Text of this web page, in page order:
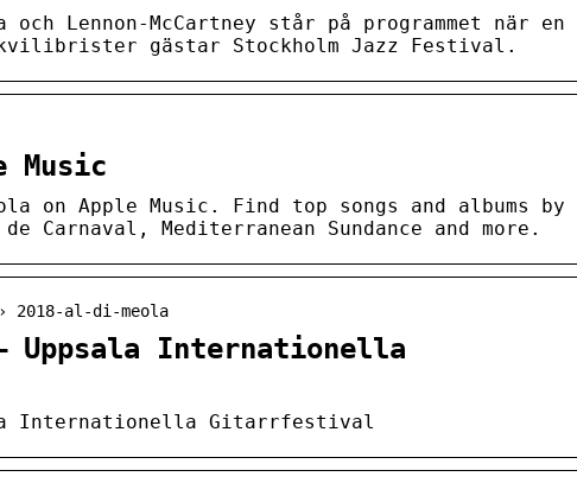
Lennon-McCartney står på programmet när en
gästar Stockholm Jazz Festival.
Music
on Apple Music. Find top songs and albums by
Carnaval, Mediterranean Sundance and more.
al-di-meola
Uppsala Internationella
Internationella Gitarrfestival